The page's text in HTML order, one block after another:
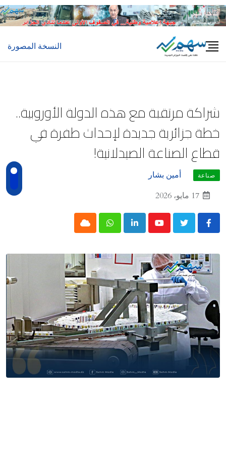
Skip
to
النسخة المصورة
شراكة مرتقبة مع هذه الدولة الأوروبية..
خطة جزائرية جديدة لإحداث طفرة في
قطاع الصناعة الصيدلانية!
صناعة
أمين بشار
17 مايو، 2026
Youtube
LinkedIn
Whatsapp
Cloud